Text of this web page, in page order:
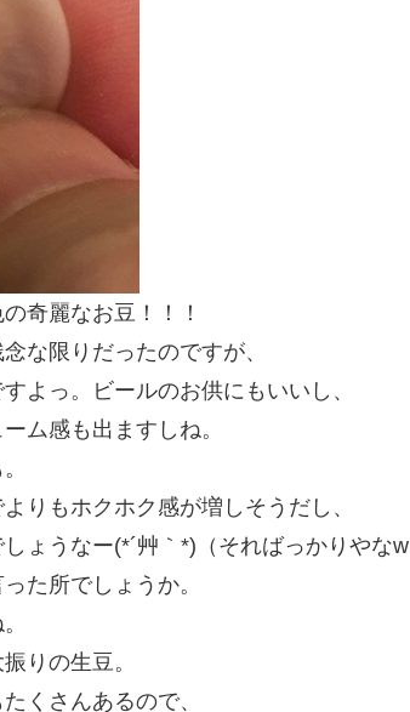
奇麗なお豆！！！
な限りだったのですが、
よっ。ビールのお供にもいいし、
ム感も出ますしね。
りもホクホク感が増しそうだし、
ょうなー(*´艸｀*)（そればっかりやなw
た所でしょうか。
りの生豆。
くさんあるので、